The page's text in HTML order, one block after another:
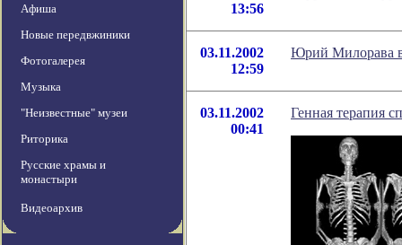
Афиша
Новые передвжиники
Фотогалерея
Музыка
"Неизвестные" музеи
Риторика
Русские храмы и
монастыри
Видеоархив
13:56
03.11.2002
12:59
Юрий Милорава
03.11.2002
00:41
Генная терапия